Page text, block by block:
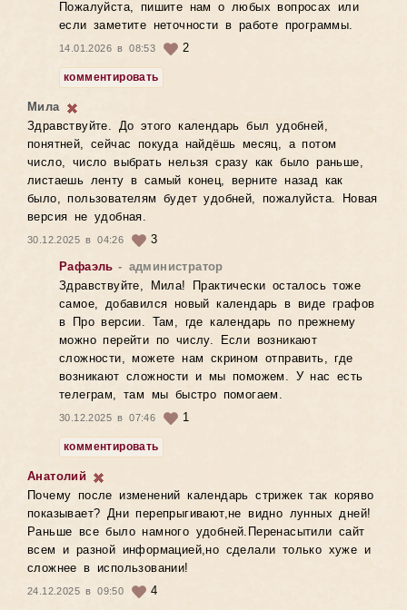
Пожалуйста, пишите нам о любых вопросах или
если заметите неточности в работе программы.
14.01.2026 в 08:53 2
комментировать
Мила
Здравствуйте. До этого календарь был удобней,
понятней, сейчас покуда найдёшь месяц, а потом
число, число выбрать нельзя сразу как было раньше,
листаешь ленту в самый конец, верните назад как
было, пользователям будет удобней, пожалуйста. Новая
версия не удобная.
30.12.2025 в 04:26
3
Рафаэль - администратор
Здравствуйте, Мила! Практически осталось тоже
самое, добавился новый календарь в виде графов
в Про версии. Там, где календарь по прежнему
можно перейти по числу. Если возникают
сложности, можете нам скрином отправить, где
возникают сложности и мы поможем. У нас есть
телеграм, там мы быстро помогаем.
30.12.2025 в 07:46 1
комментировать
Анатолий
Почему после изменений календарь стрижек так коряво
показывает? Дни перепрыгивают,не видно лунных дней!
Раньше все было намного удобней.Перенасытили сайт
всем и разной информацией,но сделали только хуже и
сложнее в использовании!
24.12.2025 в 09:50 4